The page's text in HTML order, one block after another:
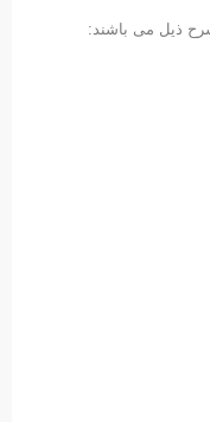
می باشند: